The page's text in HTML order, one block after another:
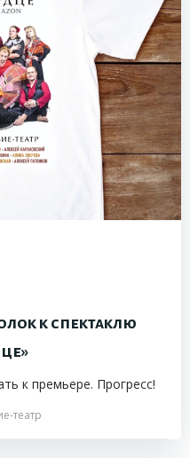
к спектаклю
к премьере. Прогресс!
театр